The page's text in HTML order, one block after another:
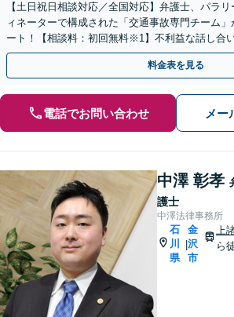
【土日祝日相談対応／全国対応】弁護士、パラ
ィネーターで構成された「交通事故専門チーム
ート！【相談料：初回無料※1】不利益な話し合
ぐ相談！
料金表を見る
電話でお問い合わせ メー
中澤 彰孝
護士
中澤法律事務所
石
川
県
|
金
沢
市
上
ら